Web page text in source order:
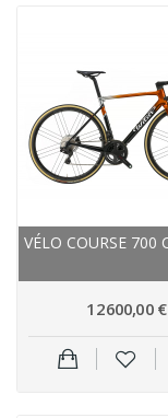
12 600,00 €